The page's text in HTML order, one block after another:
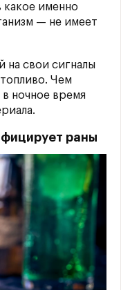
какое именно
— не имеет
на свои сигналы
Чем
ночное время
раны